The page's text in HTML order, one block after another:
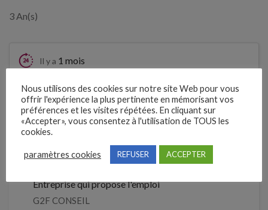
3 An(s)
Il y a 1 mois
Clôture des candidatures : 31 août
2026
Je postule
Entreprise qui propose l'emploi
G2F CONSEIL
Nous utilisons des cookies sur notre site Web pour vous
offrir l'expérience la plus pertinente en mémorisant vos
préférences et les visites répétées. En cliquant sur
«Accepter», vous consentez à l'utilisation de TOUS les
cookies.
paramètres cookies REFUSER ACCEPTER